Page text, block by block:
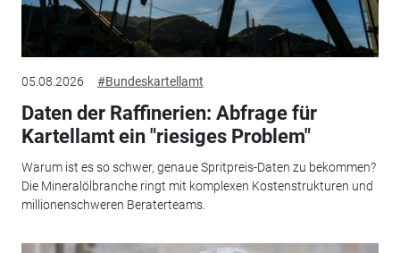
05.08.2026 #Bundeskartellamt
Daten der Raffinerien: Abfrage für
Kartellamt ein "riesiges Problem"
Warum ist es so schwer, genaue Spritpreis-Daten zu bekommen?
Die Mineralölbranche ringt mit komplexen Kostenstrukturen und
millionenschweren Beraterteams.